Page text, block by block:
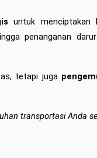
untuk menciptakan
penanganan
tetapi juga
transportasi Anda